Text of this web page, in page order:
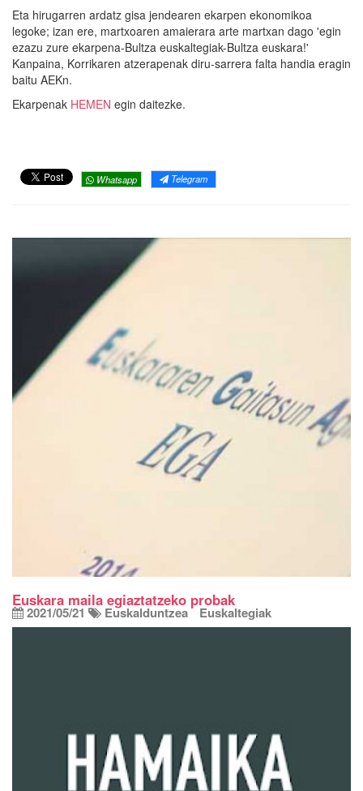
Eta hirugarren ardatz gisa jendearen ekarpen ekonomikoa
legoke; izan ere, martxoaren amaierara arte martxan dago 'egin
ezazu zure ekarpena-Bultza euskaltegiak-Bultza euskara!'
Kanpaina, Korrikaren atzerapenak diru-sarrera falta handia eragin
baitu AEKn.
Ekarpenak HEMEN egin daitezke.
Whatsapp Telegram
Euskara maila egiaztatzeko probak
2021/05/21 Euskalduntzea Euskaltegiak